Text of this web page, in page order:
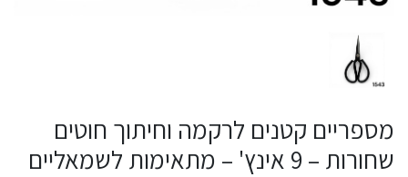
מספריים קטנים לרקמה וחיתוך חוטים
שחורות – 9 אינץ' – מתאימות לשמאליים